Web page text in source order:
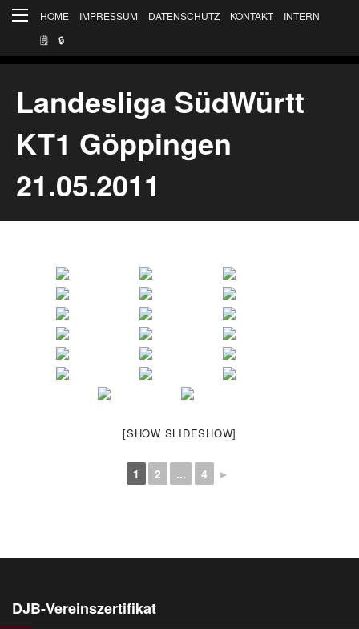
HOME IMPRESSUM DATENSCHUTZ KONTAKT
INTERN
🗒
🔒︎
Landesliga SüdWürtt
KT1 Göppingen
21.05.2011
[SHOW SLIDESHOW]
1 2 ... 4 ►
DJB-Vereinszertifikat